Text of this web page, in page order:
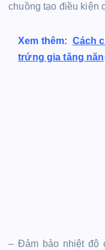
chuồng tạo điều kiện
Xem thêm: Cách
trứng gia tăng
– Đảm bảo nhiệt độ